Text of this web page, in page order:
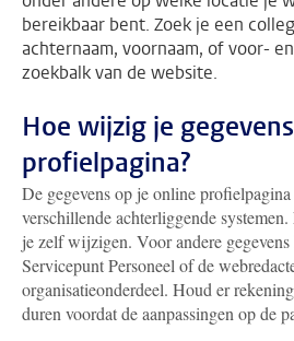
bereikbaar bent. Zoek je een
achternaam, voornaam, of voor-
zoekbalk van de website.
Hoe wijzig je
profielpagina?
De gegevens op je online
verschillende achterliggende
je zelf wijzigen. Voor andere
Servicepunt Personeel of de
organisatieonderdeel. Houd er
duren voordat de aanpassingen op de